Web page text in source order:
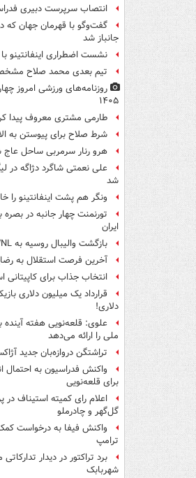
انتصاب سرپرست دبیری
گفت‌وگو با قهرمان جهان که در
جانباز شد
نشست اضطراری اینفانتینو
تیم بعدی محمد صلاح
۱۴۰۵
طارمی مشتری معروف پیدا
شرط صلاح برای پیوستن به
هرو رنار سرمربی ساحل
علی نعمتی شاگرد دژاگه در
شد
ونگر هم پشت اینفانتینو را
تورنمنت چهار جانبه در
ایران
بازگشت والیبال روسیه به VNL
آخرین فرصت استقلال به
انتخاب جذاب برای کاپیتانی
قرارداد یک میلیون دلاری
دلاری!
علوی: قلعه‌نویی هفته آینده
ملی را ارائه می‌دهد
تراِشتگن دروازه‌بان جدید
واکنش فدراسیون به احتمال
برای قلعه‌نویی
اعلام رای کمیته استیناف در
گل‌گهر و چادرملو
واکنش فیفا به درخواست کمک
ترامپ
برد تراکتور در دیدار
شهربابک